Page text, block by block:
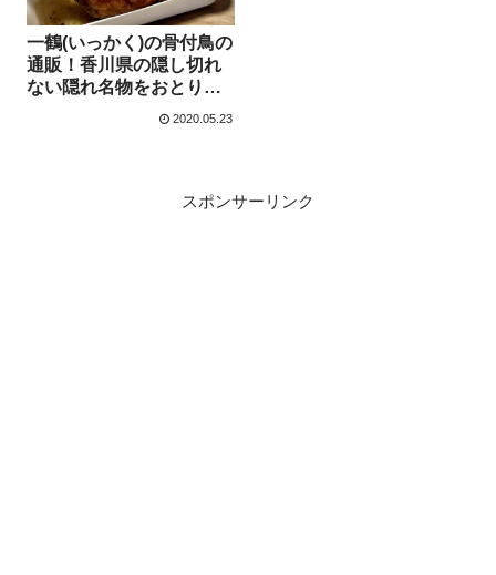
一鶴(いっかく)の骨付鳥の
通販！香川県の隠し切れ
ない隠れ名物をおとりよ
2020.05.23
スポンサーリンク